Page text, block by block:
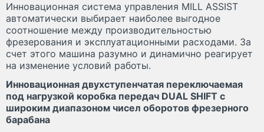
Инновационная система управления MILL ASSIST
автоматически выбирает наиболее выгодное
соотношение между производительностью
фрезерования и эксплуатационными расходами. За
счет этого машина разумно и динамично реагирует
на изменение условий работы.
Инновационная двухступенчатая переключаемая
под нагрузкой коробка передач DUAL SHIFT с
широким диапазоном чисел оборотов фрезерного
барабана